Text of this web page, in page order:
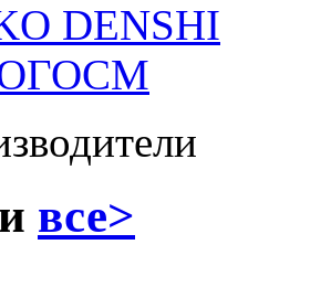
DENSHI
все>